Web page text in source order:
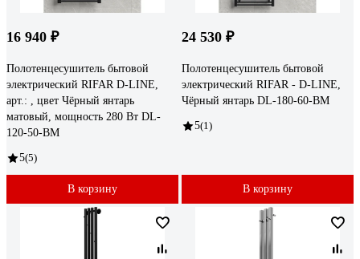
16 940 ₽
Полотенцесушитель бытовой
электрический RIFAR D-LINE,
арт.: , цвет Чёрный янтарь
матовый, мощность 280 Вт DL-
120-50-BM
5(5)
В корзину
24 530 ₽
Полотенцесушитель бытовой
электрический RIFAR - D-LINE,
Чёрный янтарь DL-180-60-BM
5(1)
В корзину